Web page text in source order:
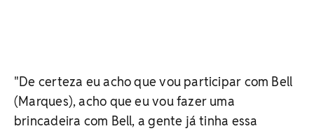
"De certeza eu acho que vou participar com Bell
(Marques), acho que eu vou fazer uma
brincadeira com Bell, a gente já tinha essa